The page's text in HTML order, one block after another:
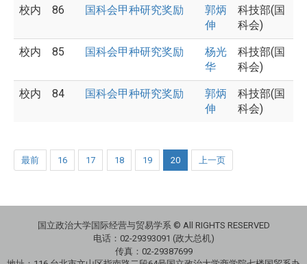
校内 86 国科会甲种研究奖励
郭炳
伸
科技部(国
科会)
校内 85 国科会甲种研究奖励
杨光
华
科技部(国
科会)
校内 84 国科会甲种研究奖励
郭炳
伸
科技部(国
科会)
最前 16 17 18 19 20 上一页
国立政治大学国际经营与贸易学系 © All RIGHTS RESERVED
电话： 02-29393091 (政大总机)
传真：02-29387699